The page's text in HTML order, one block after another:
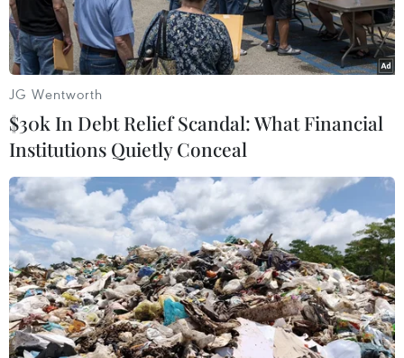
Qatar khuyến cáo công dân không tới Iraq
do tình hình bất ổn
JG Wentworth
$30k In Debt Relief Scandal: What Financial
Institutions Quietly Conceal